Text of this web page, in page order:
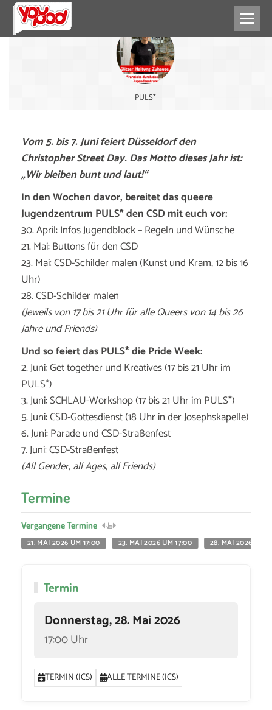
PULS*
Vom 5. bis 7. Juni feiert Düsseldorf den
Christopher Street Day. Das Motto dieses Jahr ist:
„Wir bleiben bunt und laut!“
In den Wochen davor, bereitet das queere
Jugendzentrum PULS* den CSD mit euch vor:
30. April: Infos Jugendblock – Regeln und Wünsche
21. Mai: Buttons für den CSD
23. Mai: CSD-Schilder malen (Kunst und Kram, 12 bis 16
Uhr)
28. CSD-Schilder malen
(Jeweils von 17 bis 21 Uhr für alle Queers von 14 bis 26
Jahre und Friends)
Und so feiert das PULS* die Pride Week:
2. Juni: Get together und Kreatives (17 bis 21 Uhr im
PULS*)
3. Juni: SCHLAU-Workshop (17 bis 21 Uhr im PULS*)
5. Juni: CSD-Gottesdienst (18 Uhr in der Josephskapelle)
6. Juni: Parade und CSD-Straßenfest
7. Juni: CSD-Straßenfest
(All Gender, all Ages, all Friends)
Termine
Vergangene Termine
21. MAI 2026 UM 17:00
23. MAI 2026 UM 17:00 28. MAI 2026 UM
Termin
Donnerstag, 28. Mai 2026
17:00 Uhr
TERMIN (ICS) ALLE TERMINE (ICS)